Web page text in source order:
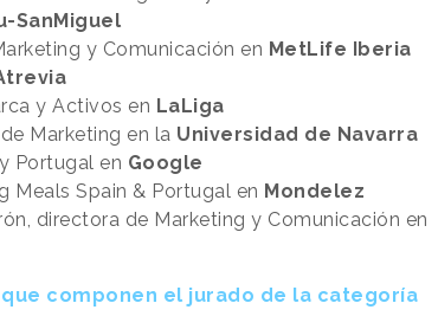
SanMiguel
y Comunicación en MetLife Iberia
y Activos en LaLiga
Marketing en la Universidad de Navarra
Portugal en Google
Meals Spain & Portugal en Mondelez
directora de Marketing y Comunicación en
componen el jurado de la categoría